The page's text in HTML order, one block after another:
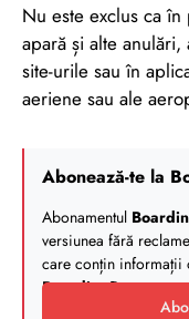
Nu este exclus ca
apară și alte
site-urile sau în
aeriene sau ale
Abonează-te la
Abonamentul
versiunea fără
care conțin informații
BoardingPass.